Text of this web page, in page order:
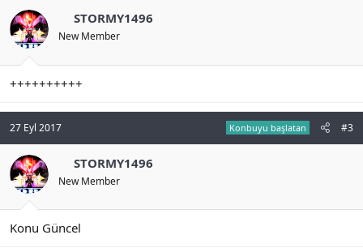
STORMY1496
New Member
++++++++++
27 Eyl 2017 Konbuyu başlatan #3
STORMY1496
New Member
Konu Güncel